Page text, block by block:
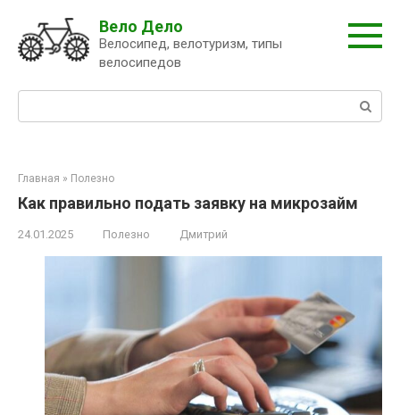
контенту
Вело Дело
Велосипед, велотуризм, типы
велосипедов
Главная » Полезно
Как правильно подать заявку на микрозайм
24.01.2025 Полезно Дмитрий